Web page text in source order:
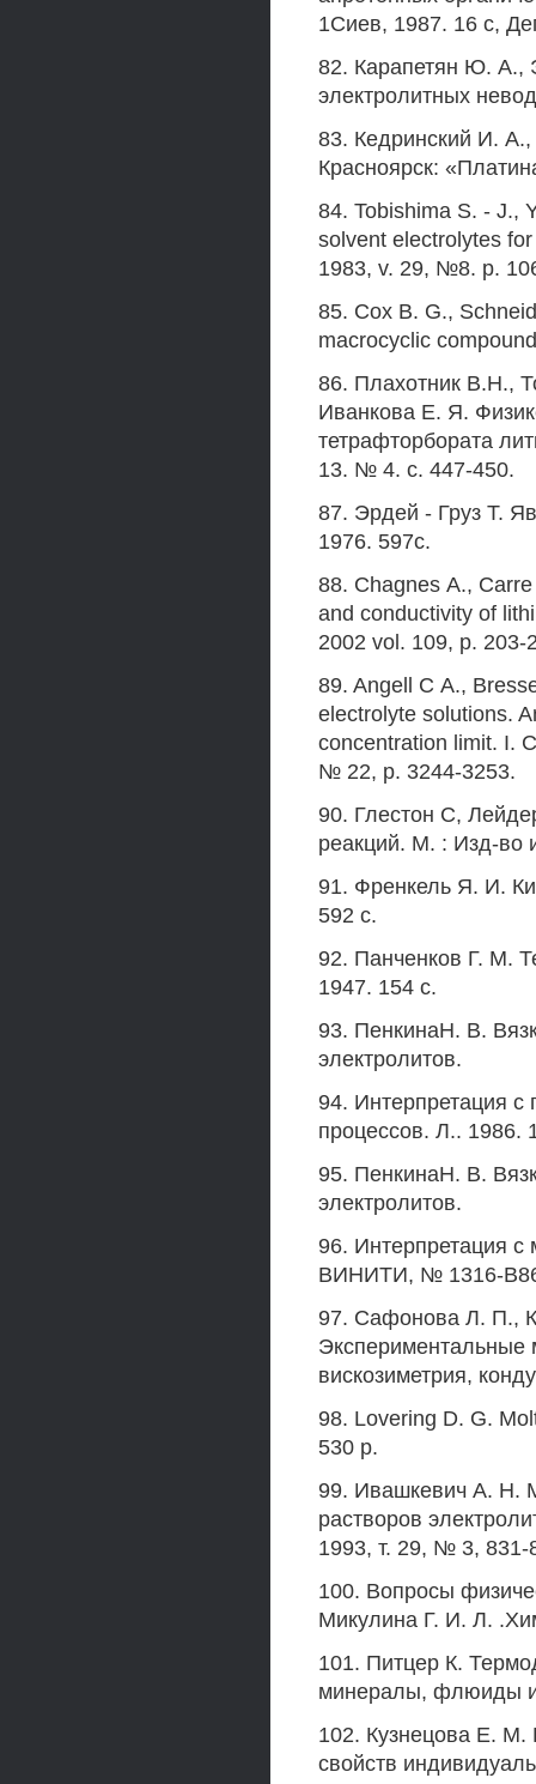
1Сиев, 1987. 16 с,
82. Карапетян Ю. А.,
электролитных
83. Кедринский И.
Красноярск:
84. Tobishima S. - J.,
solvent electrolytes
1983, v. 29, №8. p.
85. Cox B. G.,
macrocyclic
86. Плахотник В.Н.,
Иванкова Е. Я.
тетрафторбората
13. № 4. с. 447-450.
87. Эрдей - Груз Т.
1976. 597с.
88. Chagnes А.,
and conductivity of
2002 vol. 109, p. 203-
89. Angell С A.,
electrolyte solutions.
concentration limit. I.
№ 22, p. 3244-3253.
90. Глестон С,
реакций. М. : Изд-во
91. Френкель Я. И.
592 с.
92. Панченков Г. М.
1947. 154 с.
93. ПенкинаН. В.
электролитов.
94. Интерпретация с
процессов. Л..
95. ПенкинаН. В.
электролитов.
96. Интерпретация
ВИНИТИ, № 1316-
97. Сафонова Л. П.,
Экспериментальные
вискозиметрия,
98. Lovering D. G.
530 p.
99. Ивашкевич A. H.
растворов
1993, т. 29, № 3, 831-
100. Вопросы
Микулина Г. И. Л.
101. Питцер К.
минералы, флюиды и
102. Кузнецова Е. М.
свойств